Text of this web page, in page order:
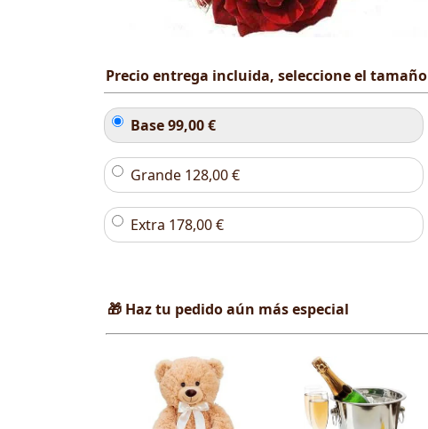
Precio entrega incluida, seleccione el tamaño
Base99,00€
Grande 128,00€
Extra 178,00€
🎁 Haz tu pedido aún más especial